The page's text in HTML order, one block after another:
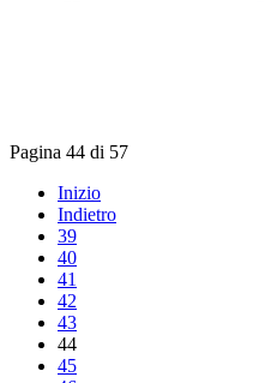
Pagina 44 di 57
Inizio
Indietro
39
40
41
42
43
44
45